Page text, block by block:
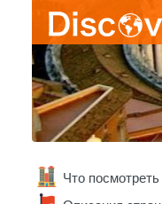
Что посмотреть
Беларусь
Бельгия
Бенин
Болгария
Боливия
Бразилия
Ватикан
Венгрия